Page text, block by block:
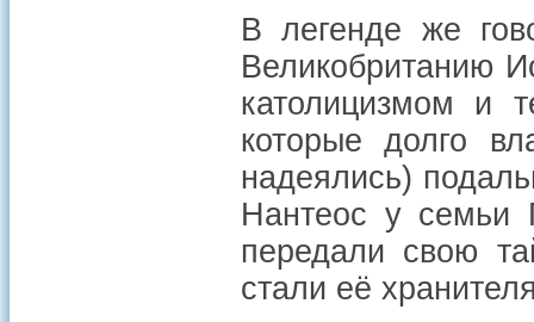
В легенде же
Великобританию
католицизмом и
которые долго
надеялись)
Нантеос у семьи
передали свою
стали её